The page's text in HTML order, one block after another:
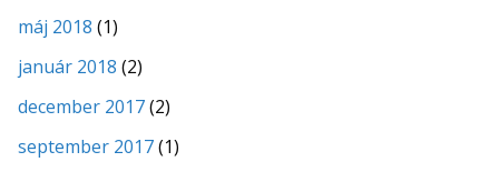
máj 2018 (1)
január 2018 (2)
december 2017(2)
september 2017(1)